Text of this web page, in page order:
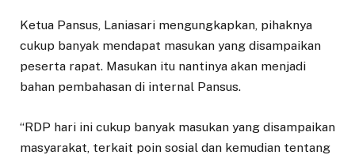
Ketua Pansus, Laniasari mengungkapkan, pihaknya
cukup banyak mendapat masukan yang disampaikan
peserta rapat. Masukan itu nantinya akan menjadi
bahan pembahasan di internal Pansus.
“RDP hari ini cukup banyak masukan yang disampaikan
masyarakat, terkait poin sosial dan kemudian tentang